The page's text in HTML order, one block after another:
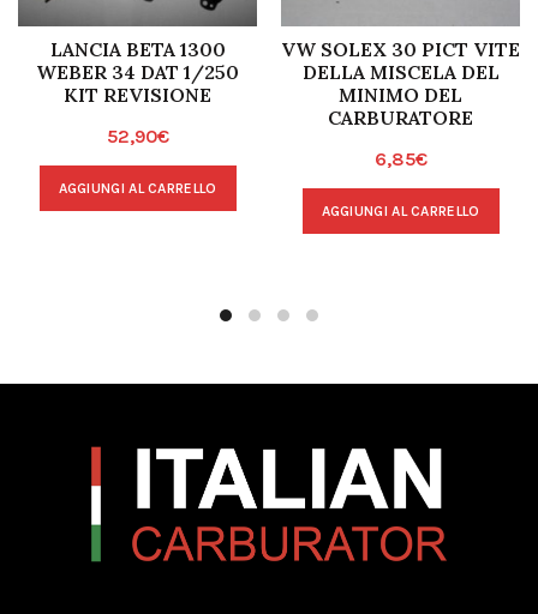
LANCIA BETA 1300
WEBER 34 DAT 1/250
KIT REVISIONE
52,90€
AGGIUNGI AL CARRELLO
VW SOLEX 30 PICT VITE
DELLA MISCELA DEL
MINIMO DEL
CARBURATORE
6,85€
AGGIUNGI AL CARRELLO